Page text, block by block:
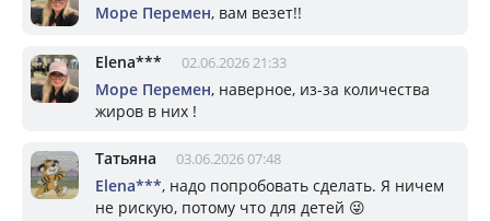
Море Перемен, вам везет!!
Elena*** 02.06.2026 21:33
Море Перемен, наверное, из-за количества
жиров в них !
Татьяна 03.06.2026 07:48
Elena***, надо попробовать сделать. Я ничем
не рискую, потому что для детей 😜